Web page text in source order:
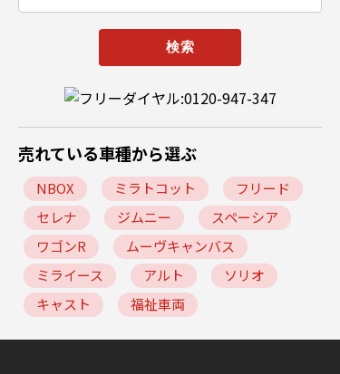
売れている車種から選ぶ
NBOX ミラトコット
フリード
セレナ
ジムニー
スペーシア
ワゴンR
ムーヴキャンバス
ミライース
アルト
ソリオ
キャスト
福祉車両